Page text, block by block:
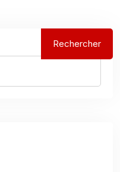
Rechercher